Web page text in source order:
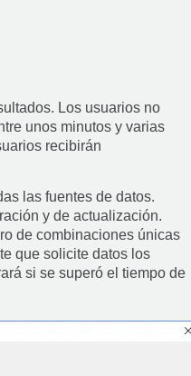
Los usuarios no
unos minutos y varias
recibirán
las fuentes de datos.
y de actualización.
de combinaciones únicas
que solicite datos los
si se superó el tiempo de